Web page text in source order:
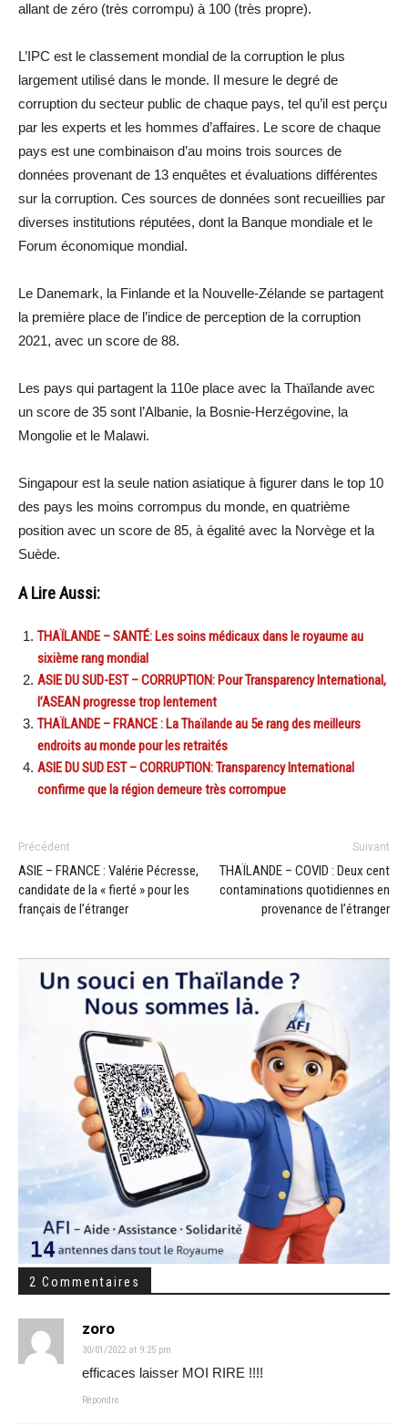
allant de zéro (très corrompu) à 100 (très propre).
L’IPC est le classement mondial de la corruption le plus
largement utilisé dans le monde. Il mesure le degré de
corruption du secteur public de chaque pays, tel qu’il est perçu
par les experts et les hommes d’affaires. Le score de chaque
pays est une combinaison d’au moins trois sources de
données provenant de 13 enquêtes et évaluations différentes
sur la corruption. Ces sources de données sont recueillies par
diverses institutions réputées, dont la Banque mondiale et le
Forum économique mondial.
Le Danemark, la Finlande et la Nouvelle-Zélande se partagent
la première place de l’indice de perception de la corruption
2021, avec un score de 88.
Les pays qui partagent la 110e place avec la Thaïlande avec
un score de 35 sont l’Albanie, la Bosnie-Herzégovine, la
Mongolie et le Malawi.
Singapour est la seule nation asiatique à figurer dans le top 10
des pays les moins corrompus du monde, en quatrième
position avec un score de 85, à égalité avec la Norvège et la
Suède.
A Lire Aussi:
THAÏLANDE – SANTÉ: Les soins médicaux dans le royaume au
sixième rang mondial
ASIE DU SUD-EST – CORRUPTION: Pour Transparency International,
l’ASEAN progresse trop lentement
THAÏLANDE – FRANCE : La Thaïlande au 5e rang des meilleurs
endroits au monde pour les retraités
ASIE DU SUD EST – CORRUPTION: Transparency International
confirme que la région demeure très corrompue
Précédent
ASIE – FRANCE : Valérie Pécresse,
candidate de la « fierté » pour les
français de l’étranger
Suivant
THAÏLANDE – COVID : Deux cent
contaminations quotidiennes en
provenance de l’étranger
2 Commentaires
zoro
30/01/2022 at 9:25 pm
efficaces laisser MOI RIRE !!!!
Répondre